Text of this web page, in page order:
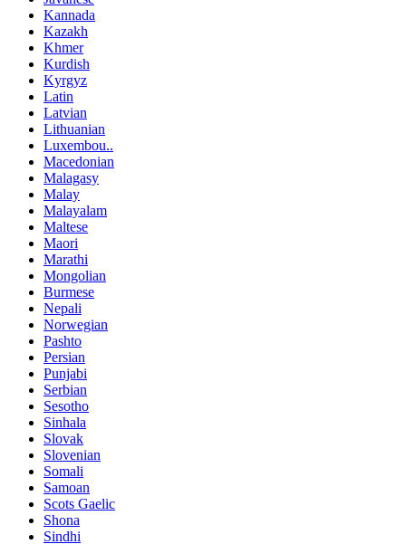
Kannada
Kazakh
Khmer
Kurdish
Kyrgyz
Latin
Latvian
Lithuanian
Luxembou..
Macedonian
Malagasy
Malay
Malayalam
Maltese
Maori
Marathi
Mongolian
Burmese
Nepali
Norwegian
Pashto
Persian
Punjabi
Serbian
Sesotho
Sinhala
Slovak
Slovenian
Somali
Samoan
Scots Gaelic
Shona
Sindhi